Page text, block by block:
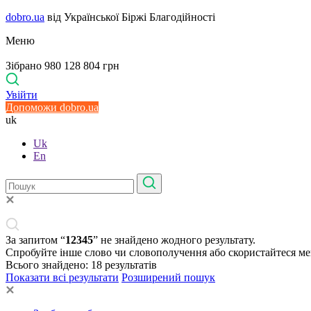
dobro.ua від Української Біржі Благодійності
Меню
Зібрано 980 128 804 грн
Увійти
Допоможи dobro.ua
uk
Uk
En
За запитом “12345” не знайдено жодного результату.
Спробуйте інше слово чи словополучення або скористайтеся
Всього знайдено: 18 результатів
Показати всі результати Розширений пошук